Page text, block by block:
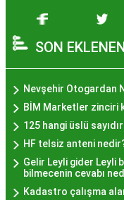
hazırlanan ve
izler bırakan bir
olmasının
cezbetmesi ve
hazırlanması
Hayır
Nerede
İstanbul
SON
Nevşehir Otogardan
BİM Marketler zinciri
125 hangi üslü
HF telsiz anteni
Gelir Leyli gider Leyli
bilmecenin cevabı
Kadastro çalışma